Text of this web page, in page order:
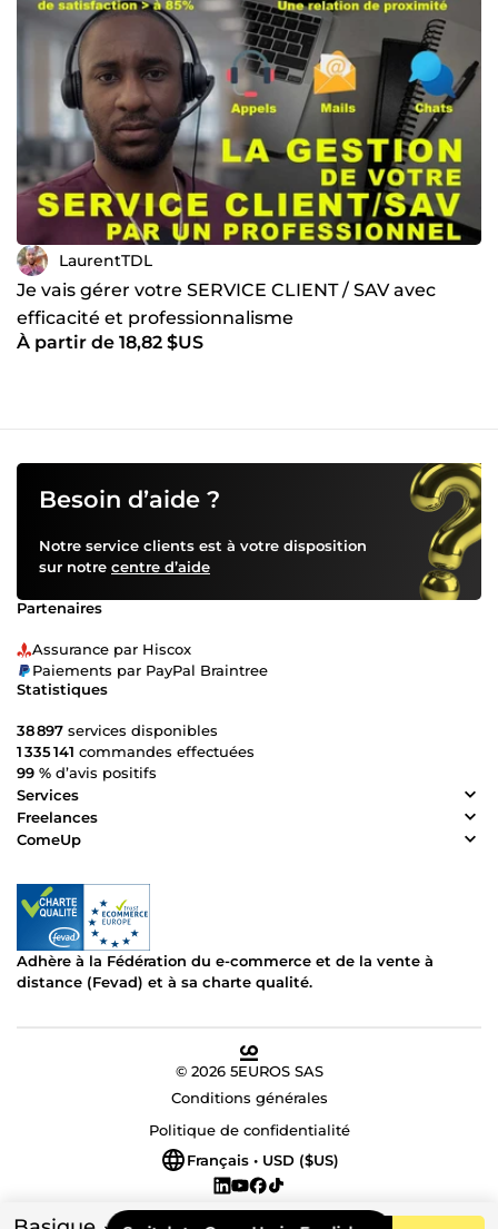
répondrai personnellement avec réactivité et
professionnalisme.
LaurentTDL
Je vais gérer votre SERVICE CLIENT / SAV avec
efficacité et professionnalisme
À partir de 18,82 $US
Besoin d’aide ?
Notre service clients est à votre disposition
sur notre centre d’aide
Partenaires
Assurance par Hiscox
Paiements par PayPal Braintree
Statistiques
38 897 services disponibles
1 335 141 commandes effectuées
99 % d’avis positifs
Services
Freelances
ComeUp
Adhère à la Fédération du e-commerce et de la vente à
distance (Fevad) et à sa charte qualité.
© 2026 5EUROS SAS
Conditions générales
Politique de confidentialité
Français • USD ($US)